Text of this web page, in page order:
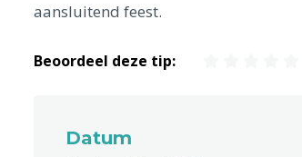
aansluitend feest.
Beoordeel deze tip:
Datum